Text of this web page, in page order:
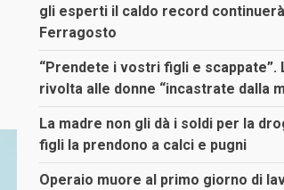
gli esperti il caldo record
Ferragosto
“Prendete i vostri figli e scappate”.
rivolta alle donne “incastrate dalla
La madre non gli dà i soldi per la
figli la prendono a calci e pugni
Operaio muore al primo giorno di